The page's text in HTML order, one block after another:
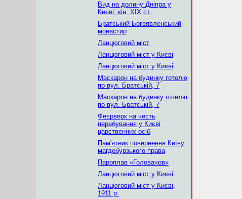
Вид на долину Дніпра у
Києві, кін. ХІХ ст.
Братський Богоявленський
монастир
Ланцюговий міст
Ланцюговий міст у Києві
Ланцюговий міст у Києві
Маскарон на будинку готелю
по вул. Братській, 7
Маскарон на будинку готелю
по вул. Братській, 7
Феєрверк на честь
перебування у Києві
царственних осіб
Пам'ятник повернення Київу
магдебурзького права
Пароплав «Головачов»
Ланцюговий міст у Києві
Ланцюговий міст у Києві,
1911 р.